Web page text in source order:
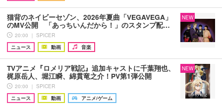
猫背のネイビーセゾン、2026年夏曲「VEGAVEGA」
のMV公開 「あっちいんだから！」のスタンプ配…
20:00 ｜ SPICER
ニュース
動画 音楽
NEW
TVアニメ『ロメリア戦記』追加キャストに千葉翔也、
梶原岳人、堀江瞬、綿貫竜之介！PV第1弾公開
20:00 ｜ SPICER
ニュース
動画 アニメ/ゲーム
NEW